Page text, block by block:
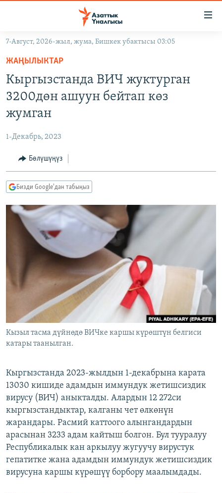
Навигацияга
өтүңүз
Издөөгө
салыңызКЫРГЫЗСТАН
МАДАНИЯТ
ДҮЙНӨ
ТВ ПРОГРАММАЛАР
БҮГҮН АЗАТТЫКТА
ДАНИСТЕ
ЭЖЕ-СИҢДИЛЕР
АЗАТТЫК+
ЫҢГАЙСЫЗ СУРООЛОР
ПОДКАСТ
Русский
ОНЛАЙН ШЕРИНЕ
ЭЕ/АРнун бардык сайттары
7-Август, 2026-жыл, жума, Бишкек убактысы 03:05
ЖАҢЫЛЫКТАР
Кыргызстанда ВИЧ жуктурган
3200дөн ашуун бейтап көз
жумган
1-Декабрь, 2023
Бөлүшүңүз
Бизди Google'дан табыңыз
Кызыл тасма дүйнөдө ВИЧке каршы күрөштүн белгиси
катары таанылган.
Кыргызстанда 2023-жылдын 1-декабрына карата
13030 кишиде адамдын иммундук жетишсиздик
вирусу (ВИЧ) аныкталды. Алардын 12 272си
кыргызстандыктар, калганы чет өлкөнүн
жарандары. Расмий каттоого алынгандардын
арасынан 3233 адам кайтыш болгон. Бул тууралуу
Республикалык кан аркылуу жугуучу вирустук
гепатитке жана адамдын иммундук жетишсиздик
вирусуна каршы күрөшүү борбору маалымдады.